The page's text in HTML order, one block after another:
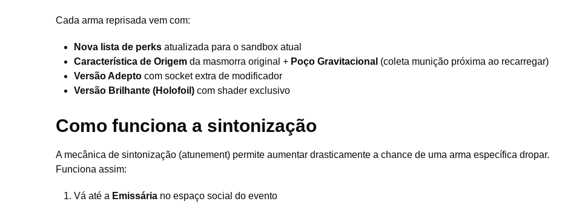
Cada arma reprisada vem com:
Nova lista de perks atualizada para o sandbox atual
Característica de Origem da masmorra original + Poço Gravitacional (coleta munição próxima ao recarregar)
Versão Adepto com socket extra de modificador
Versão Brilhante (Holofoil) com shader exclusivo
Como funciona a sintonização
A mecânica de sintonização (atunement) permite aumentar drasticamente a chance de uma arma específica dropar.
Funciona assim:
Vá até a Emissária no espaço social do evento